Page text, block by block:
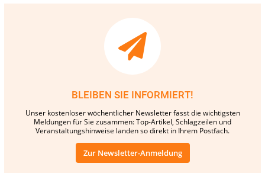
BLEIBEN SIE INFORMIERT!
Unser kostenloser wöchentlicher Newsletter fasst die wichtigsten
Meldungen für Sie zusammen: Top-Artikel, Schlagzeilen und
Veranstaltungshinweise landen so direkt in Ihrem Postfach.
Zur Newsletter-Anmeldung